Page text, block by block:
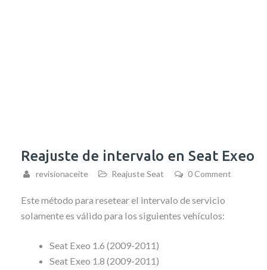
Reajuste de intervalo en Seat Exeo
revisionaceite Reajuste Seat 0 Comment
Este método para resetear el intervalo de servicio
solamente es válido para los siguientes vehículos:
Seat Exeo 1.6 (2009-2011)
Seat Exeo 1.8 (2009-2011)